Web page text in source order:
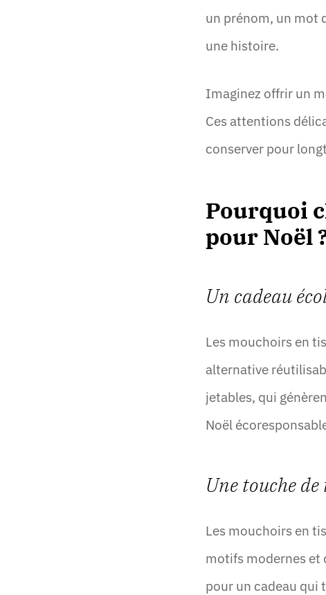
un prénom, un mot
une histoire.
Imaginez offrir un
Ces attentions
conserver pour
Pourquoi
pour Noël
Un cadeau
Les mouchoirs en
alternative
jetables, qui
Noël
Une touche
Les mouchoirs en
motifs modernes et
pour un cadeau qui